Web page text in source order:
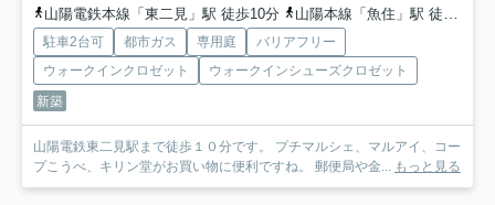
山陽電鉄本線「東二見」駅 徒歩10分
山陽本線「魚住」駅 徒歩21分
駐車2台可 都市ガス 専用庭
バリアフリー
ウォークインクロゼット
ウォークインシューズクロゼット
新築
山陽電鉄東二見駅まで徒歩１０分です。 プチマルシェ、マルアイ、コー
プこうべ、キリン堂がお買い物に便利ですね。 郵便局や金... もっと見る